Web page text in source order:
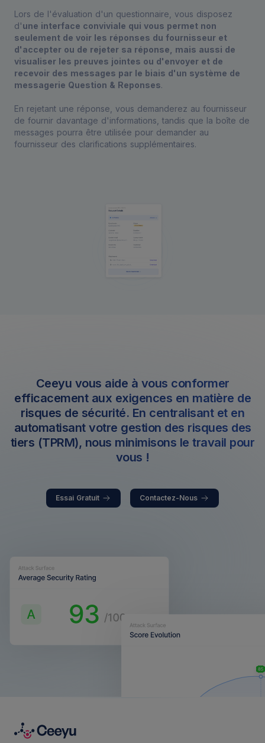
Lors de l'évaluation d'un questionnaire, vous disposez
d'une interface conviviale qui vous permet non
seulement de voir les réponses du fournisseur et
d'accepter ou de rejeter sa réponse, mais aussi de
visualiser les preuves jointes ou d'envoyer et de
recevoir des messages par le biais d'un système de
messagerie Question & Reponses.
En rejetant une réponse, vous demanderez au fournisseur
de fournir davantage d'informations, tandis que la boîte de
messages pourra être utilisée pour demander au
fournisseur des clarifications supplémentaires.
Ceeyu vous aide à vous conformer
efficacement aux exigences en matière de
risques de sécurité. En centralisant et en
automatisant votre gestion des risques des
tiers (TPRM), nous minimisons le travail pour
vous !
Essai Gratuit Contactez-Nous